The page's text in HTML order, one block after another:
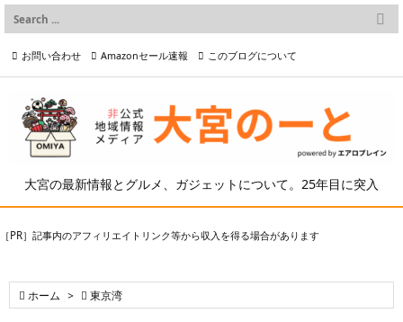
大宮の最新情報とグルメ、ガジェットについて。25年目に突入

メニュー

検索
お問い合わせ Amazonセール速報 このブログについて
プライバシーポリシー等
［PR］記事内のアフィリエイトリンク等から収入を得る場合があります
 ホーム >  東京湾